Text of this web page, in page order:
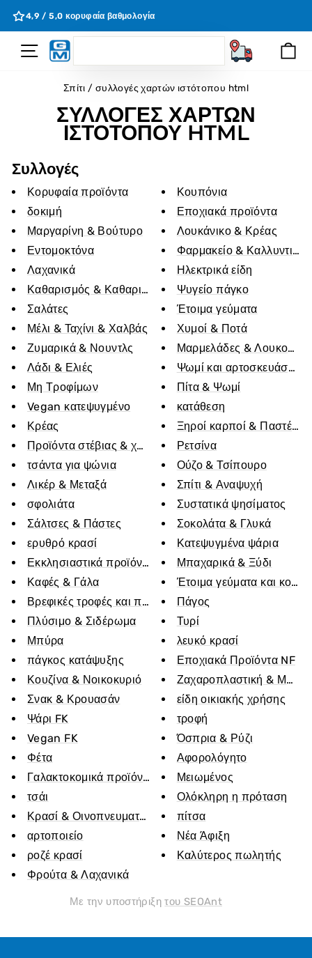
στο
περιεχόμενο
4,9 / 5,0 κορυφαία βαθμολογία
Πλοήγηση Σελίδας
Ζητώ
Σπίτι / συλλογές χαρτών ιστότοπου html
ΣΥΛΛΟΓΈΣ ΧΑΡΤΏΝ
ΙΣΤΌΤΟΠΟΥ HTML
Συλλογές
Κορυφαία προϊόντα
δοκιμή
Μαργαρίνη & Βούτυρο
Εντομοκτόνα
Λαχανικά
Καθαρισμός & Καθαρισμός
Σαλάτες
Μέλι & Ταχίνι & Χαλβάς
Ζυμαρικά & Νουντλς
Λάδι & Ελιές
Μη Τροφίμων
Vegan κατεψυγμένο
Κρέας
Προϊόντα στέβιας & χωρίς ζάχαρη
τσάντα για ψώνια
Λικέρ & Μεταξά
σφολιάτα
Σάλτσες & Πάστες
ερυθρό κρασί
Εκκλησιαστικά προϊόντα
Καφές & Γάλα
Βρεφικές τροφές και παιδικό γάλα
Πλύσιμο & Σιδέρωμα
Μπύρα
πάγκος κατάψυξης
Κουζίνα & Νοικοκυριό
Σνακ & Κρουασάν
Ψάρι FK
Vegan FK
Φέτα
Γαλακτοκομικά προϊόντα
τσάι
Κρασί & Οινοπνευματώδη Ποτά
αρτοποιείο
ροζέ κρασί
Φρούτα & Λαχανικά
Κουπόνια
Εποχιακά προϊόντα
Λουκάνικο & Κρέας
Φαρμακείο & Καλλυντικά
Ηλεκτρικά είδη
Ψυγείο πάγκο
Έτοιμα γεύματα
Χυμοί & Ποτά
Μαρμελάδες & Λουκούμι
Ψωμί και αρτοσκευάσματα
Πίτα & Ψωμί
κατάθεση
Ξηροί καρποί & Παστέλι
Ρετσίνα
Ούζο & Τσίπουρο
Σπίτι & Αναψυχή
Συστατικά ψησίματος
Σοκολάτα & Γλυκά
Κατεψυγμένα ψάρια
Μπαχαρικά & Ξύδι
Έτοιμα γεύματα και
Πάγος
Τυρί
λευκό κρασί
Εποχιακά Προϊόντα NF
Ζαχαροπλαστική &
είδη οικιακής χρήσης
τροφή
Όσπρια & Ρύζι
Αφορολόγητο
Μειωμένος
Ολόκληρη η πρόταση
πίτσα
Νέα Άφιξη
Καλύτερος πωλητής
Με την υποστήριξητου SEOAnt